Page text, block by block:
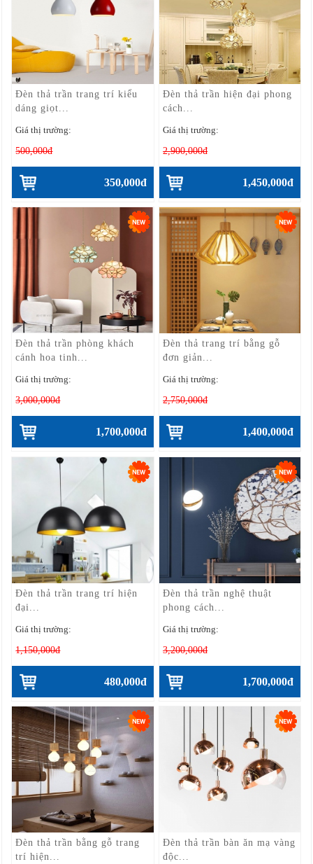
Đèn thả trần trang trí kiểu
dáng giọt...
Giá thị trường:
500,000đ
350,000đ
Đèn thả trần hiện đại phong
cách...
Giá thị trường:
2,900,000đ
1,450,000đ
Đèn thả trần phòng khách
cánh hoa tinh...
Giá thị trường:
3,000,000đ
1,700,000đ
Đèn thả trang trí bằng gỗ
đơn giản...
Giá thị trường:
2,750,000đ
1,400,000đ
Đèn thả trần trang trí hiện
đại...
Giá thị trường:
1,150,000đ
480,000đ
Đèn thả trần nghệ thuật
phong cách...
Giá thị trường:
3,200,000đ
1,700,000đ
Đèn thả trần bằng gỗ trang
trí hiện...
Đèn thả trần bàn ăn mạ vàng
độc...